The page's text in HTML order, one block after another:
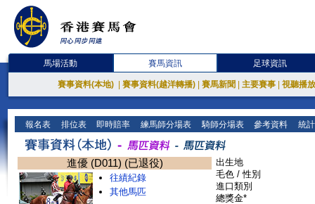
馬場活動 賽馬資訊 足球資訊
賽事資料(本地) 賽事資料(越洋轉播) 賽馬新聞 主要賽事 視聽播
報名表 排位表 即時賠率 練馬師分場表 騎師分場表 參考資料 統
進優 (D011) (已退役)
往績紀錄
其他馬匹
出生地
毛色 / 性別
進口類別
總獎金*